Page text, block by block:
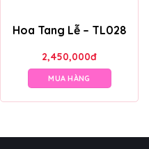
Hoa Tang Lễ – TL028
2,450,000đ
MUA HÀNG